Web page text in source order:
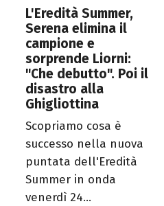
L'Eredità Summer,
Serena elimina il
campione e
sorprende Liorni:
"Che debutto". Poi il
disastro alla
Ghigliottina
Scopriamo cosa è
successo nella nuova
puntata dell'Eredità
Summer in onda
venerdì 24...